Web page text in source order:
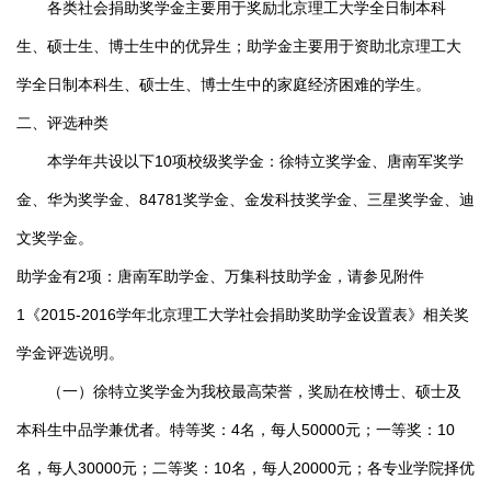
各类社会捐助奖学金主要用于奖励北京理工大学全日制本科
生、硕士生、博士生中的优异生；助学金主要用于资助北京理工大
学全日制本科生、硕士生、博士生中的家庭经济困难的学生。
二、评选种类
本学年共设以下10项校级奖学金：徐特立奖学金、唐南军奖学
金、华为奖学金、84781奖学金、金发科技奖学金、三星奖学金、迪
文奖学金。
助学金有2项：唐南军助学金、万集科技助学金，请参见附件
1《2015-2016学年北京理工大学社会捐助奖助学金设置表》相关奖
学金评选说明。
（一）徐特立奖学金为我校最高荣誉，奖励在校博士、硕士及
本科生中品学兼优者。特等奖：4名，每人50000元；一等奖：10
名，每人30000元；二等奖：10名，每人20000元；各专业学院择优